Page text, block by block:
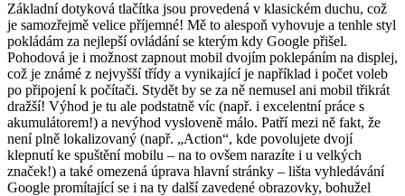
Základní dotyková tlačítka jsou provedená v klasickém duchu, což
je samozřejmě velice příjemné! Mě to alespoň vyhovuje a tenhle styl
pokládám za nejlepší ovládání se kterým kdy Google přišel.
Pohodová je i možnost zapnout mobil dvojím poklepáním na displej,
což je známé z nejvyšší třídy a vynikající je například i počet voleb
po připojení k počítači. Stydět by se za ně nemusel ani mobil třikrát
dražší! Výhod je tu ale podstatně víc (např. i excelentní práce s
akumulátorem!) a nevýhod vysloveně málo. Patří mezi ně fakt, že
není plně lokalizovaný (např. „Action“, kde povolujete dvojí
klepnutí ke spuštění mobilu – na to ovšem narazíte i u velkých
značek!) a také omezená úprava hlavní stránky – lišta vyhledávání
Google promítající se i na ty další zavedené obrazovky, bohužel